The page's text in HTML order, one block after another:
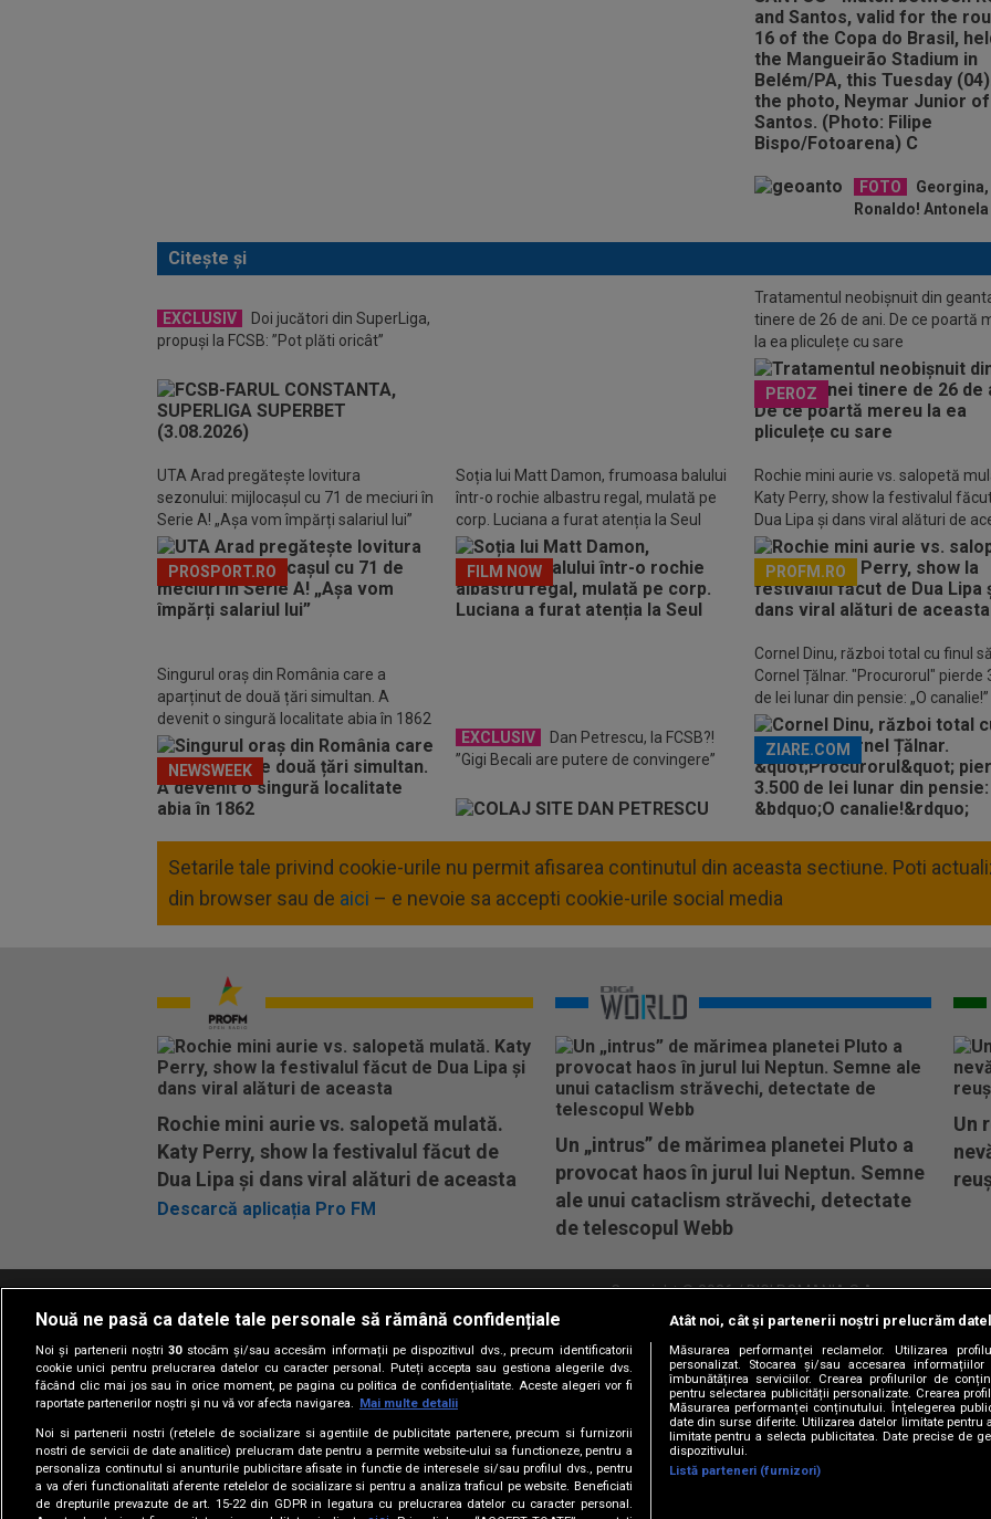
FOTO
Ronaldo!
Citește și
EXCLUSIV
Doi jucători din SuperLiga,
propuși la FCSB: ”Pot plăti oricât”
Tratamentul neobișnuit din
tinere de 26 de ani. De ce poartă
la ea pliculețe cu sare
PEROZ
UTA Arad pregătește lovitura
sezonului: mijlocașul cu 71 de meciuri în
Serie A! „Așa vom împărți salariul lui”
PROSPORT.RO
Soția lui Matt Damon, frumoasa balului
într-o rochie albastru regal, mulată pe
corp. Luciana a furat atenția la Seul
FILM NOW
Rochie mini aurie vs. salopetă
Katy Perry, show la festivalul
Dua Lipa și dans viral alături de
PROFM.RO
Singurul oraș din România care a
aparținut de două țări simultan. A
devenit o singură localitate abia în 1862
NEWSWEEK
EXCLUSIV
Dan Petrescu, la FCSB?!
”Gigi Becali are putere de convingere”
Cornel Dinu, război total cu finul
Cornel Țălnar. "Procurorul" pierde
de lei lunar din pensie: „O canalie!”
ZIARE.COM
Setarile tale privind cookie-urile nu permit afisarea continutul din aceasta sectiune. Poti
din browser sau de aici – e nevoie sa accepti cookie-urile social media
Rochie mini aurie vs. salopetă mulată.
Katy Perry, show la festivalul făcut de
Dua Lipa și dans viral alături de aceasta
Descarcă aplicația Pro FM
Un „intrus” de mărimea planetei Pluto a
provocat haos în jurul lui Neptun. Semne
ale unui cataclism străvechi, detectate
de telescopul Webb
Un
Copyright © 2026 / DIGI ROMANIA S.A.
Termeni si conditii Politica de confidentialitate Abonare Digi TV Frecvente Digi Sport Retransmisie Digi Sport
Versiune mobil
Nouă ne pasă ca datele tale personale să rămână confidențiale
Noi și partenerii noștri30stocăm și/sau accesăm informații pe dispozitivul dvs., precum identificatorii
cookie unici pentru prelucrarea datelor cu caracter personal. Puteți accepta sau gestiona alegerile dvs.
făcând clic mai jos sau în orice moment, pe pagina cu politica de confidențialitate. Aceste alegeri vor fi
raportate partenerilor noștri și nu vă vor afecta navigarea. Mai multe detalii
Noi si partenerii nostri (retelele de socializare si agentiile de publicitate partenere, precum si furnizorii
nostri de servicii de date analitice) prelucram date pentru a permite website-ului sa functioneze, pentru a
personaliza continutul si anunturile publicitare afisate in functie de interesele si/sau profilul dvs., pentru
a va oferi functionalitati aferente retelelor de socializare si pentru a analiza traficul pe website. Beneficiati
de drepturile prevazute de art. 15-22 din GDPR in legatura cu prelucrarea datelor cu caracter personal.
Atât noi, cât și partenerii noștri prelucrăm
Măsurarea performanței reclamelor. Utilizarea
personalizat. Stocarea și/sau accesarea
îmbunătățirea serviciilor. Crearea profilurilor de
pentru selectarea publicității personalizate. Crearea
Măsurarea performanței conținutului. Înțelegerea
date din surse diferite. Utilizarea datelor limitate pentru
limitate pentru a selecta publicitatea. Date precise de
dispozitivului.
Listă parteneri (furnizori)